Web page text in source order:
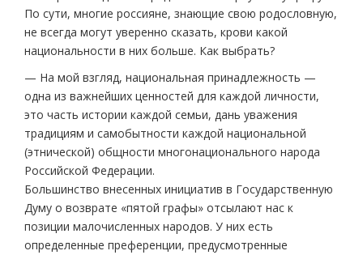
По сути, многие россияне, знающие свою родословную,
не всегда могут уверенно сказать, крови какой
национальности в них больше. Как выбрать?
— На мой взгляд, национальная принадлежность —
одна из важнейших ценностей для каждой личности,
это часть истории каждой семьи, дань уважения
традициям и самобытности каждой национальной
(этнической) общности многонационального народа
Российской Федерации.
Большинство внесенных инициатив в Государственную
Думу о возврате «пятой графы» отсылают нас к
позиции малочисленных народов. У них есть
определенные преференции, предусмотренные